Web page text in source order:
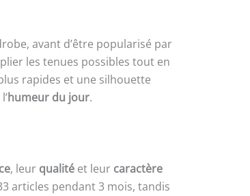
avant d’être popularisé par
les tenues possibles tout en
rapides et une silhouette
humeur du jour.
, leur qualité et leur caractère
articles pendant 3 mois, tandis